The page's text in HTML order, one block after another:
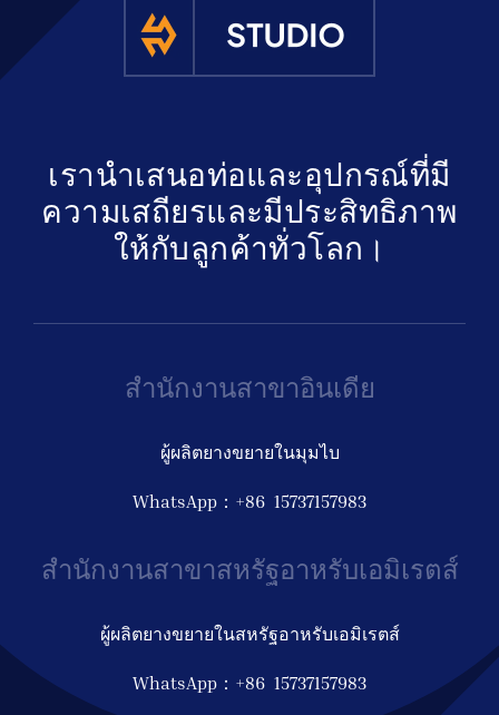
เรานำเสนอท่อและอุปกรณ์ที่มี
ความเสถียรและมีประสิทธิภาพ
ให้กับลูกค้าทั่วโลก।
สำนักงานสาขาอินเดีย
ผู้ผลิตยางขยายในมุมไบ
WhatsApp：+86 15737157983
สำนักงานสาขาสหรัฐอาหรับเอมิเรตส์
ผู้ผลิตยางขยายในสหรัฐอาหรับเอมิเรตส์
WhatsApp：+86 15737157983